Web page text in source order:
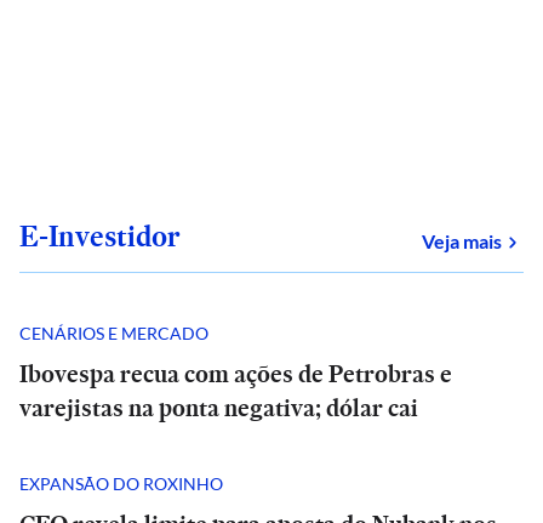
E-Investidor Veja mais
CENÁRIOS E MERCADO
Ibovespa recua com ações de Petrobras e
varejistas na ponta negativa; dólar cai
EXPANSÃO DO ROXINHO